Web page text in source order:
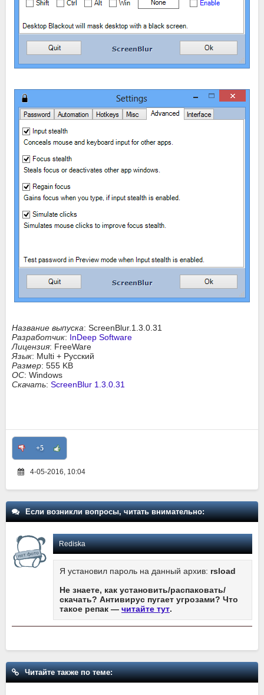
Название выпуска: ScreenBlur.1.3.0.31
Разработчик: InDeep Software
Лицензия: FreeWare
Язык: Multi + Русский
Размер: 555 KB
ОС: Windows
Скачать: ScreenBlur 1.3.0.31
+5
4-05-2016, 10:04
Если возникли вопросы, читать внимательно:
Rediska
Я установил пароль на данный архив: rsload
Не знаете, как установить/распаковать/
скачать? Антивирус пугает угрозами? Что
такое репак — читайте тут.
Читайте также по теме: